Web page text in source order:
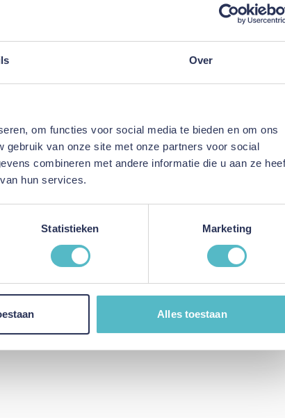
Over
om functies voor social media te bieden en om ons
gebruik van onze site met onze partners voor social
combineren met andere informatie die u aan ze
hun services.
Statistieken Marketing
Alles toestaan